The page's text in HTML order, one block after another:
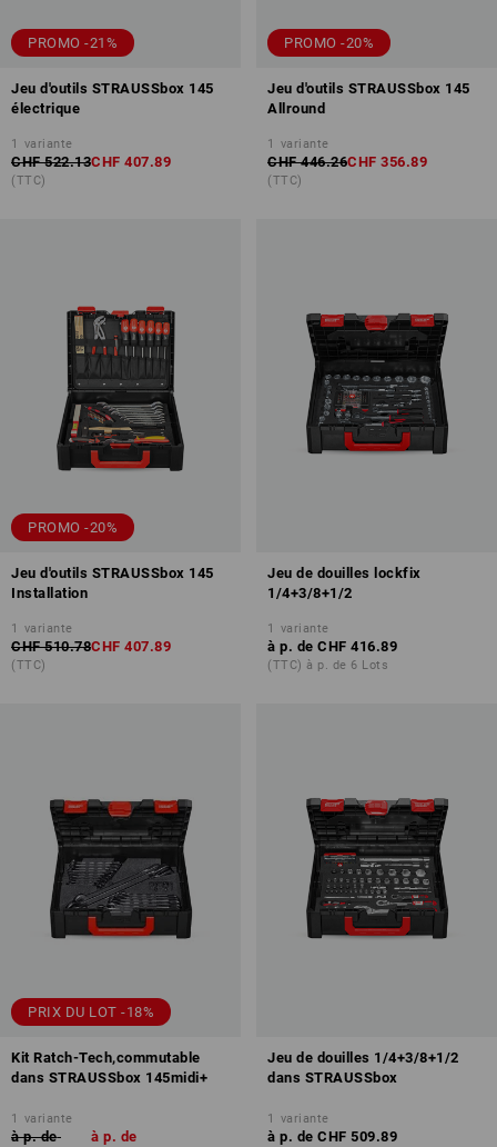
PROMO -21%
Jeu d'outils STRAUSSbox 145
électrique
1 variante
CHF 522.13CHF 407.89
(TTC)
PROMO -20%
Jeu d'outils STRAUSSbox 145
Allround
1 variante
CHF 446.26CHF 356.89
(TTC)
PROMO -20%
Jeu d'outils STRAUSSbox 145
Installation
1 variante
CHF 510.78CHF 407.89
(TTC)
Jeu de douilles lockfix
1/4+3/8+1/2
1 variante
à p. de CHF 416.89
(TTC) à p. de 6 Lots
PRIX DU LOT -18%
Kit Ratch-Tech,commutable
dans STRAUSSbox 145midi+
1 variante
à p. de
à p. de
Jeu de douilles 1/4+3/8+1/2
dans STRAUSSbox
1 variante
à p. de CHF 509.89